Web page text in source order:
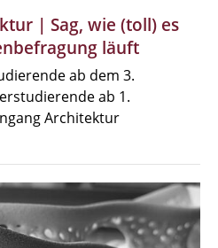
| Sag, wie (toll) es
läuft
ab dem 3.
ab 1.
Architektur